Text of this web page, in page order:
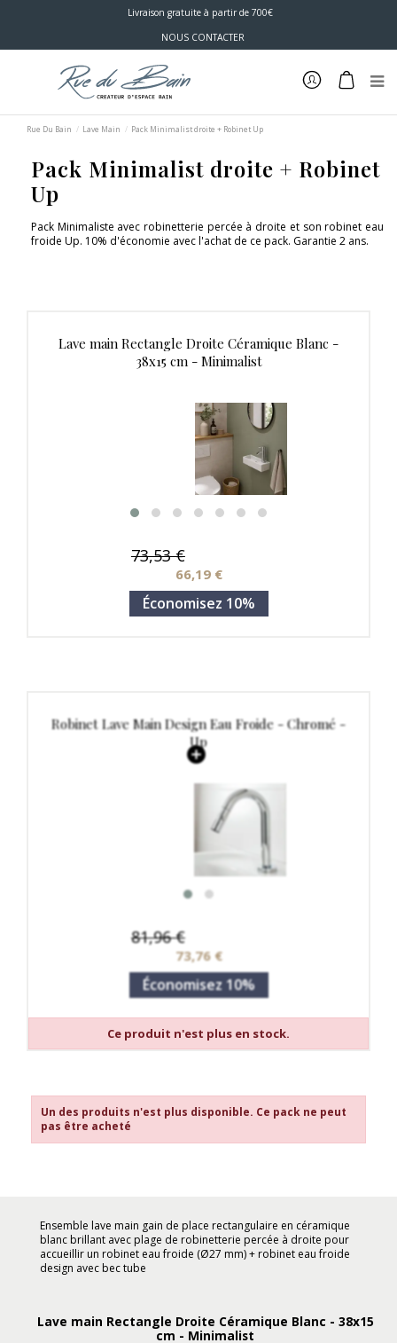
Livraison gratuite à partir de 700€
NOUS CONTACTER
Rue Du Bain Lave Main Pack Minimalist droite + Robinet Up
Pack Minimalist droite + Robinet
Up
Pack Minimaliste avec robinetterie percée à droite et son robinet eau
froide Up. 10% d'économie avec l'achat de ce pack. Garantie 2 ans.
Lave main Rectangle Droite Céramique Blanc -
38x15 cm - Minimalist
73,53 €
66,19 €
Économisez 10%
Robinet Lave Main Design Eau Froide - Chromé -
Up
81,96 €
73,76 €
Économisez 10%
Ce produit n'est plus en stock.
Un des produits n'est plus disponible. Ce pack ne peut
pas être acheté
Ensemble lave main gain de place rectangulaire en céramique
blanc brillant avec plage de robinetterie percée à droite pour
accueillir un robinet eau froide (Ø27 mm) + robinet eau froide
design avec bec tube
Lave main Rectangle Droite Céramique Blanc - 38x15
cm - Minimalist